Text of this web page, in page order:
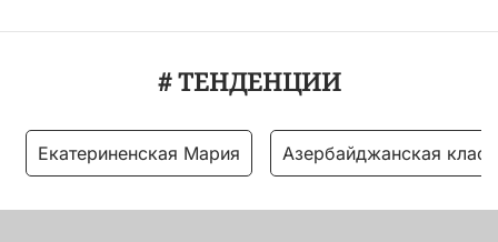
# ТЕНДЕНЦИИ
Екатериненская Мария Азербайджанская